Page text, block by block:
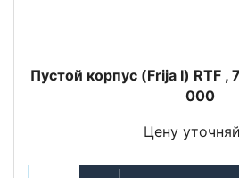
Пустой корпус (Frija I)
000
Цену